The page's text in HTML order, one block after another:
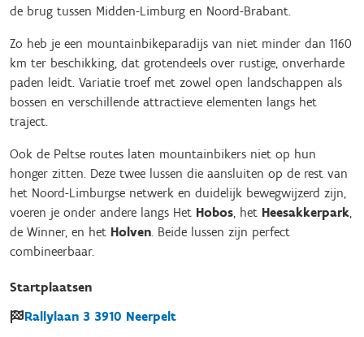
de brug tussen Midden-Limburg en Noord-Brabant.
Zo heb je een mountainbikeparadijs van niet minder dan 1160
km ter beschikking, dat grotendeels over rustige, onverharde
paden leidt. Variatie troef met zowel open landschappen als
bossen en verschillende attractieve elementen langs het
traject.
Ook de Peltse routes laten mountainbikers niet op hun
honger zitten. Deze twee lussen die aansluiten op de rest van
het Noord-Limburgse netwerk en duidelijk bewegwijzerd zijn,
voeren je onder andere langs Het Hobos, het Heesakkerpark,
de Winner, en het Holven. Beide lussen zijn perfect
combineerbaar.
Startplaatsen
Rallylaan 3 3910 Neerpelt